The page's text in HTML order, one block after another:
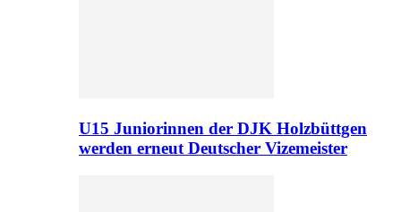
U15 Juniorinnen der DJK Holzbüttgen
werden erneut Deutscher Vizemeister